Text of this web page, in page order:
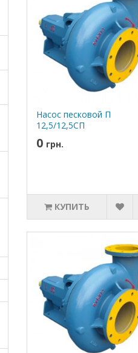
Насос песковой П
12,5/12,5СП
0 грн.
КУПИТЬ